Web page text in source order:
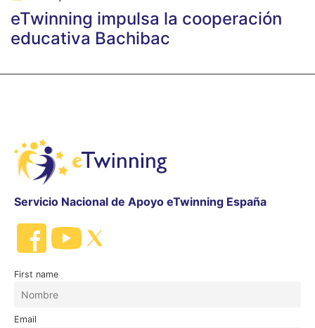
eTwinning impulsa la cooperación
educativa Bachibac
Servicio Nacional de Apoyo eTwinning España
First name
Email